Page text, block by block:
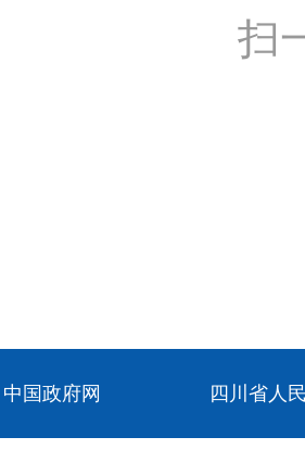
扫
中国政府网 四川省人